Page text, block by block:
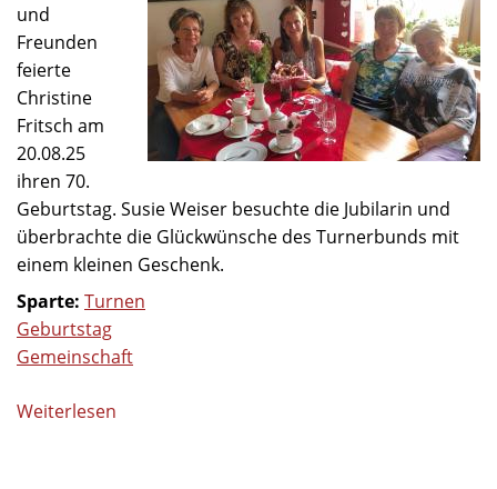
und
Freunden
feierte
Christine
Fritsch am
20.08.25
ihren 70.
Geburtstag. Susie Weiser besuchte die Jubilarin und
überbrachte die Glückwünsche des Turnerbunds mit
einem kleinen Geschenk.
Sparte: Turnen
Geburtstag
Gemeinschaft
Weiterlesen